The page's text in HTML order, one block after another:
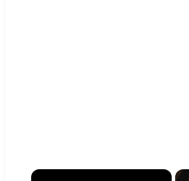
×